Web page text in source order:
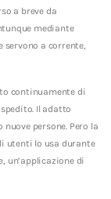
a breve da
mediante
a corrente,
continuamente di
Il adatto
persone. Pero la
utenti lo usa durante
un’applicazione di